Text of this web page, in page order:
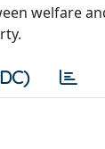
welfare